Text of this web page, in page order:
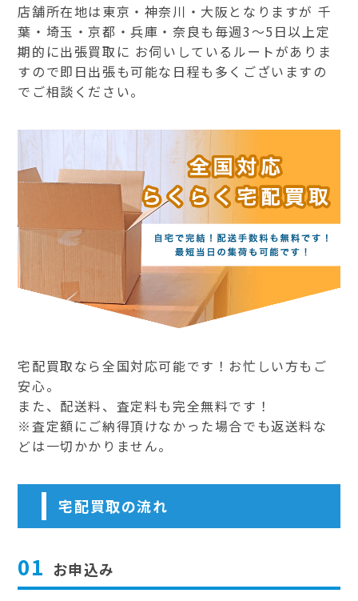
店舗所在地は東京・神奈川・大阪となりますが 千
葉・埼玉・京都・兵庫・奈良も毎週3～5日以上定
期的に出張買取に お伺いしているルートがありま
すので即日出張も可能な日程も多くございますの
でご相談ください。
宅配買取なら全国対応可能です！お忙しい方もご
安心。
また、配送料、査定料も完全無料です！
※査定額にご納得頂けなかった場合でも返送料な
どは一切かかりません。
宅配買取の流れ
01 お申込み